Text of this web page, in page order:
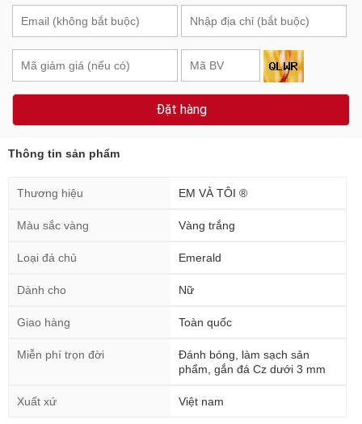
Đặt hàng
Thông tin sản phẩm
Thương hiệu EM VÀ TÔI ®
Màu sắc vàng Vàng trắng
Loại đá chủ Emerald
Dành cho Nữ
Giao hàng Toàn quốc
Miễn phí trọn đời
Đánh bóng, làm sạch sản
phẩm, gắn đá Cz dưới 3 mm
Xuất xứ Việt nam